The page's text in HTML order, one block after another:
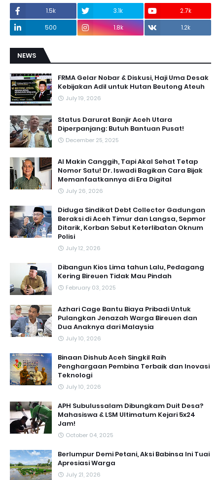
1.5k 3.1k
2.7k
500
1.8k 1.2k
NEWS
FRMA Gelar Nobar & Diskusi, Haji Uma Desak
Kebijakan Adil untuk Hutan Beutong Ateuh
July 19, 2026
Status Darurat Banjir Aceh Utara
Diperpanjang: Butuh Bantuan Pusat!
December 25, 2025
AI Makin Canggih, Tapi Akal Sehat Tetap
Nomor Satu! Dr. Iswadi Bagikan Cara Bijak
Memanfaatkannya di Era Digital
July 26, 2026
Diduga Sindikat Debt Collector Gadungan
Beraksi di Aceh Timur dan Langsa, Sepmor
Ditarik, Korban Sebut Keterlibatan Oknum
Polisi
July 12, 2026
Dibangun Kios Lima tahun Lalu, Pedagang
Kering Bireuen Tidak Mau Pindah
February 03, 2025
Azhari Cage Bantu Biaya Pribadi Untuk
Pulangkan Jenazah Warga Bireuen dan
Dua Anaknya dari Malaysia
July 10, 2026
Binaan Dishub Aceh Singkil Raih
Penghargaan Pembina Terbaik dan Inovasi
Teknologi
July 10, 2026
APH Subulussalam Dibungkam Duit Desa?
Mahasiswa & LSM Ultimatum Kejari 5x24
Jam!
October 04, 2025
Berlumpur Demi Petani, Aksi Babinsa Ini Tuai
Apresiasi Warga
July 21, 2026